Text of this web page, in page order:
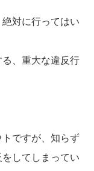
対に行ってはい
、重大な違反行
ですが、知らず
してしまってい